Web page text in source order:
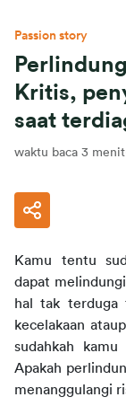
Passion story
Kritis,
saat
waktu baca 3 menit
Kamu tentu
dapat
hal tak terduga
kecelakaan
sudahkah
Apakah
menanggulangi